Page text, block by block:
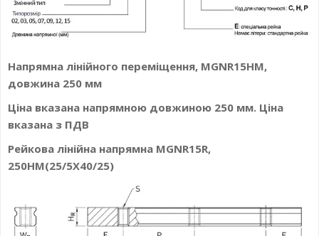
Напрямна лінійного переміщення, MGNR15HM,
довжина 250 мм
Ціна вказана напрямною довжиною 250 мм. Ціна
вказана з ПДВ
Рейкова лінійна напрямна MGNR15R,
250HM(25/5X40/25)